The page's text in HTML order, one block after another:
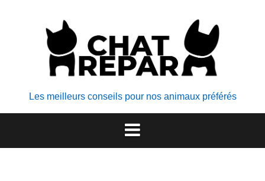
Les meilleurs conseils pour nos animaux préférés